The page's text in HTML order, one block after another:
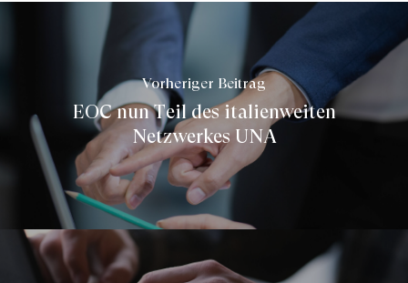
Vorheriger Beitrag
EOC nun Teil des italienweiten
Netzwerkes UNA